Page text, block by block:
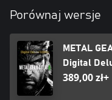
Porównaj wersje
METAL
Digital
389,00 zł+